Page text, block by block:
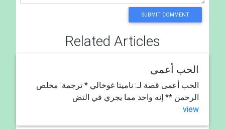
Related Articles
الحب أعمى
الحب أعمى قصة لـ: ناميتا غوخالي * ترجمة: مخلص
الرحمن ** إنه واحد مما يجري في التض
view
SUBMIT COMMENT